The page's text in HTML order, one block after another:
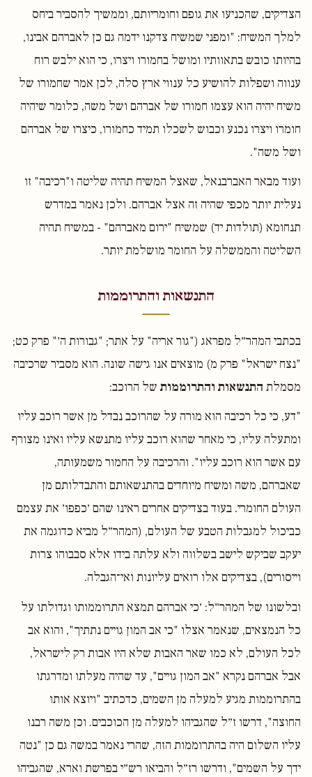
הצדיקים, שהכניעו את גופם וחומריותם, וממשיך להסביר ביחס
למלך המשיח: "ומפני שמשיח צדקנו ידמה גם כן לאברהם אבינו,
בהיותו כובש בתאוותיו ומושל בחמורו ויצרו, כי הוא ילבש רוח
ענווה ושפלות להושיע כל ענווי ארץ סלה, לכן אמר שחמורו של
משיח יהיה הוא עצמו חמורו של אברהם ושל משה, כלומר שיהיה
חומרו ויצרו נכנע וכבוש לשכלו תמיד כחמורו, כיצרו של אברהם
ושל משה".
ועוד מבאר האברבנאל, שאצל המשיח תהיה שליטה ו"רכיבה" זו
נעלית יותר מכפי שהיה זה אצל אברהם. ולכן נאמר במדרש
תנחומא (תולדות יד) שמשיח "ירום מאברהם" - במשיח תהיה
השליטה והממשלה על החומר מושלמת יותר.
התנשאות והתרוממות
בכתבי המהר״ל מפראג ("גור אריה" על אתר; "גבורות ה׳" פרק כט;
"נצח ישראל" פרק מ) מוצאים אנו גישה שונה. הוא מסביר שרכיבה
מסמלת התנשאות והתרוממות של הרוכב:
"דע, כי כל רכיבה הוא מורה על שהרוכב נבדל מן אשר רוכב עליו
ומתעלה עליו, כי מאחר שהוא רוכב עליו מתנשא עליו ואינו מצורף
עם אשר הוא רוכב עליו". והרכיבה על החמור משמעותה,
שאברהם, משה ומשיח מיוחדים בהתנשאותם והתבדלותם מן
העולם החומרי. בעוד בצדיקים אחרים ראינו שהם ׳כפפו׳ את עצמם
כביכול למגבלות הטבע של העולם, (המהר״ל מביא כדוגמה את
יעקב שביקש לישב בשלווה ולא עלתה בידו אלא סבבוהו צרות
וייסורים), בצדיקים אלו רואים עליונות ואי־הגבלה.
ובלשונו של המהר״ל: ׳כי אברהם תמצא התרוממותו וגדולתו על
כל הנמצאים, שנאמר אצלו "כי אב המון גויים נתתיך", והוא אב
לכל העולם, לא כמו שאר האבות שלא היו אבות רק לישראל,
אבל אברהם נקרא "אב המון גויים", עד שהיה מעלתו ומדרגתו
בהתרוממות מגיע למעלה מן השמים, כדכתיב "ויוצא אותו
החוצה", דרשו ז״ל שהגביהו למעלה מן הכוכבים. וכן משה רבנו
עליו השלום היה בהתרוממות הזה, שהרי נאמר במשה גם כן "נטה
ידך על השמים", ודרשו רז״ל והביאו רש״י בפרשת וארא, שהגביהו